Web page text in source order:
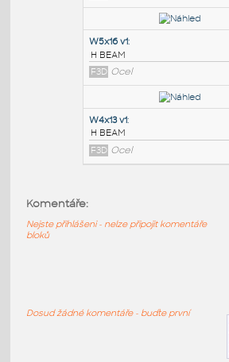
W6x8.5 v1:
F3D Ocel
H BEAM
F3D Ocel
F3D Ocel
Komentáře:
Nejste přihlášeni - nelze připojit komentáře
bloků
Dosud žádné komentáře - buďte první